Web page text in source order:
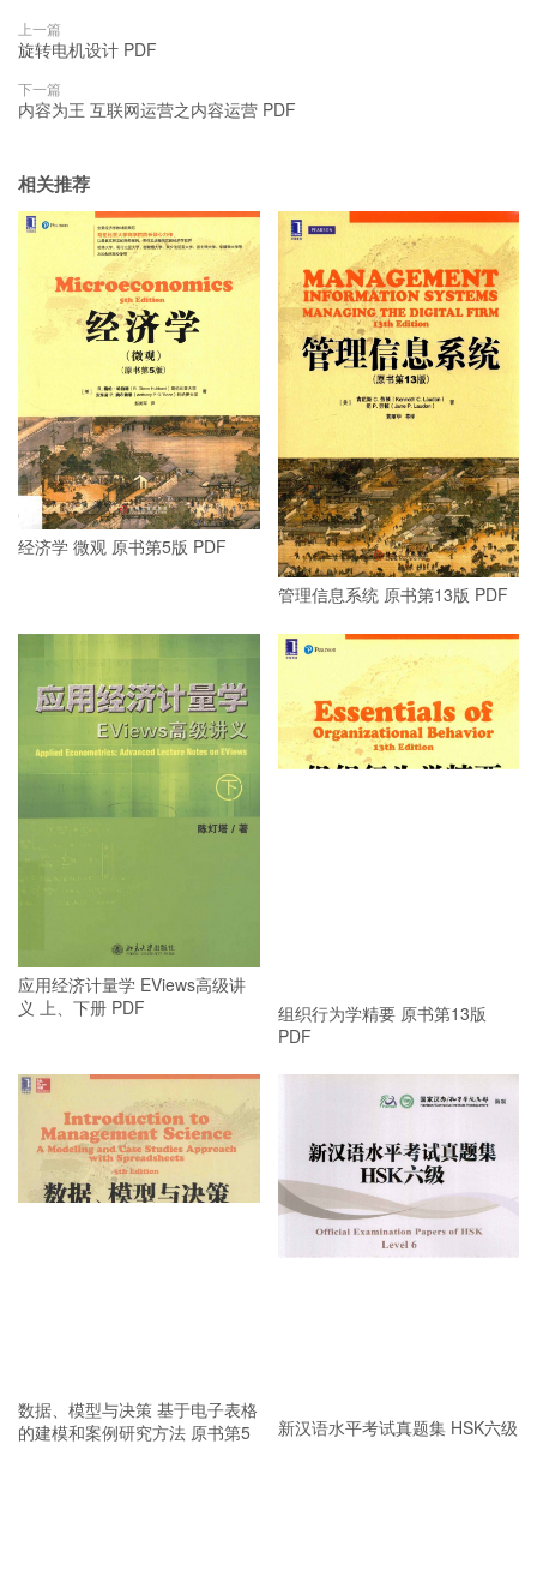
上一篇
旋转电机设计 PDF
下一篇
内容为王 互联网运营之内容运营 PDF
相关推荐
经济学 微观 原书第5版 PDF
管理信息系统 原书第13版 PDF
应用经济计量学 EViews高级讲
义 上、下册 PDF
组织行为学精要 原书第13版
PDF
数据、模型与决策 基于电子表格
的建模和案例研究方法 原书第5
新汉语水平考试真题集 HSK六级